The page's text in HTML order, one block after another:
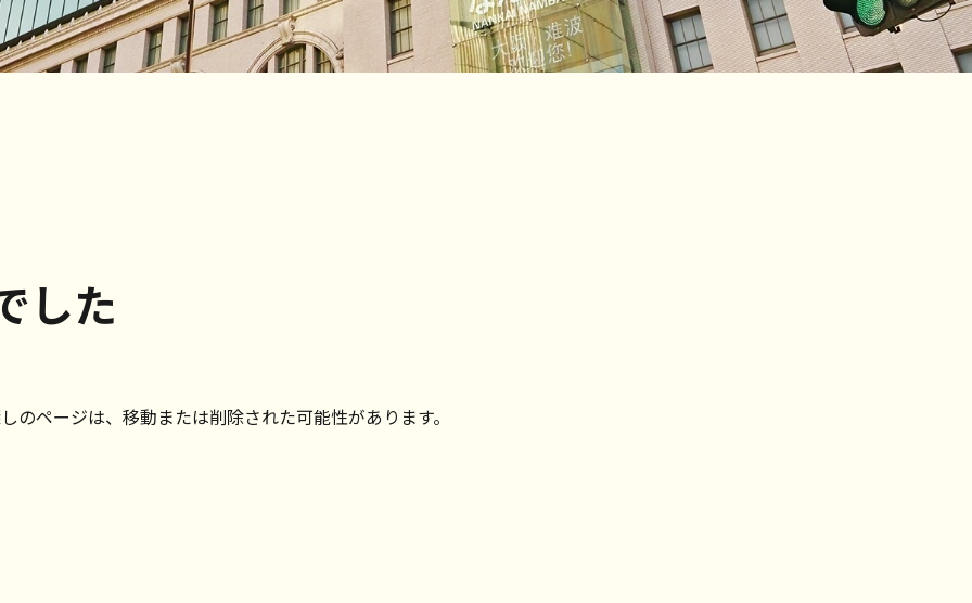
した
のページは、移動または削除された可能性があります。